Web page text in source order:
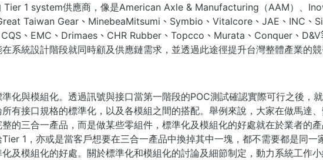
Tier 1 system供應商，像是American Axle & Manufacturing（AAM）、
Taiwan Gear、MinebeaMitsumi、Symbio、Vitalcore、JAE、INC、
、EMC、Drimaes、CHR Rubber、Topcco、 Murata、 Conquer、D&V
系統設計階段就同時顧及供應鏈需求，並透過此途徑提升台灣整體產業的競
化與模組化。透過訊號與接口當第一階段的POC測試確認實際可行之後，
有接口規格的標準化，以及各模組之間的搭配。 舉例來說，大家在做馬達
的三合一產品，而是做某些零組件，標準化及模組化的好處就在於業者的
1，亦或是當客戶想要在三合一產品中換掉其中一塊，都不需要都是同一
及模組化的好處。關於標準化和模組化的討論及細節制定，動力系統工作